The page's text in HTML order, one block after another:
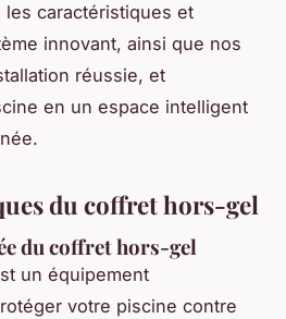
caractéristiques et
innovant, ainsi que nos
réussie, et
en un espace intelligent
du coffret hors-gel
du coffret hors-gel
un équipement
votre piscine contre